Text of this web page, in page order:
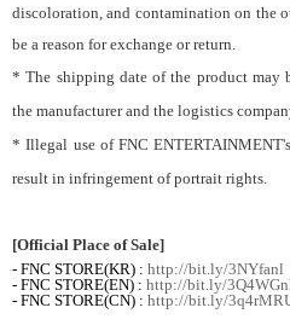
discoloration, and contamination on the
be a reason for exchange or return.
* The shipping date of the product may
the manufacturer and the logistics
* Illegal use of FNC
result in infringement of portrait rights.
[Official Place of Sale]
- FNC STORE(KR) : http://bit.ly/3NYfanl
- FNC STORE(EN) : http://bit.ly/
- FNC STORE(CN) : http://bit.ly/